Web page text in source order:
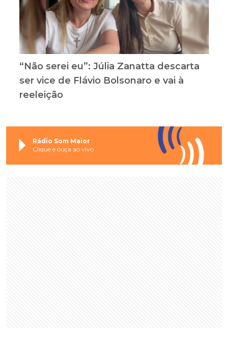
“Não serei eu”: Júlia Zanatta descarta
ser vice de Flávio Bolsonaro e vai à
reeleição
Rádio Som Maior
Clique e ouça ao vivo